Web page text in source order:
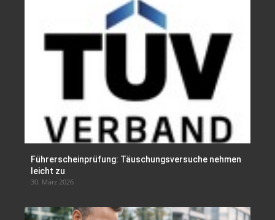
Führerscheinprüfung: Täuschungsversuche nehmen
leicht zu
30. März 2026